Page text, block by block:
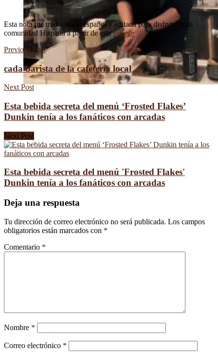
Esta nota fue traducida al español y editada para disfrute de la
comunidad Hispana a partir de estaFuente
Previous Post
cada barista de la cafetería local
Next Post
Esta bebida secreta del menú ‘Frosted Flakes’
Dunkin tenía a los fanáticos con arcadas
Next Post
Esta bebida secreta del menú 'Frosted Flakes'
Dunkin tenía a los fanáticos con arcadas
Deja una respuesta
Tu dirección de correo electrónico no será publicada. Los campos
obligatorios están marcados con *
Comentario *
Nombre *
Correo electrónico *